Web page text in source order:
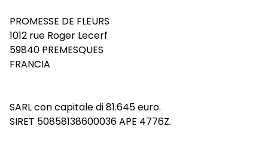
PROMESSE DE FLEURS
1012 rue Roger Lecerf
59840 PREMESQUES
FRANCIA
SARL con capitale di 81.645 euro.
SIRET 50858138600036 APE 4776Z.